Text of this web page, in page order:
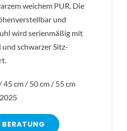
weichem PUR. Die
und
wird serienmäßig mit
schwarzer Sitz-
cm / 50 cm / 55 cm
BERATUNG